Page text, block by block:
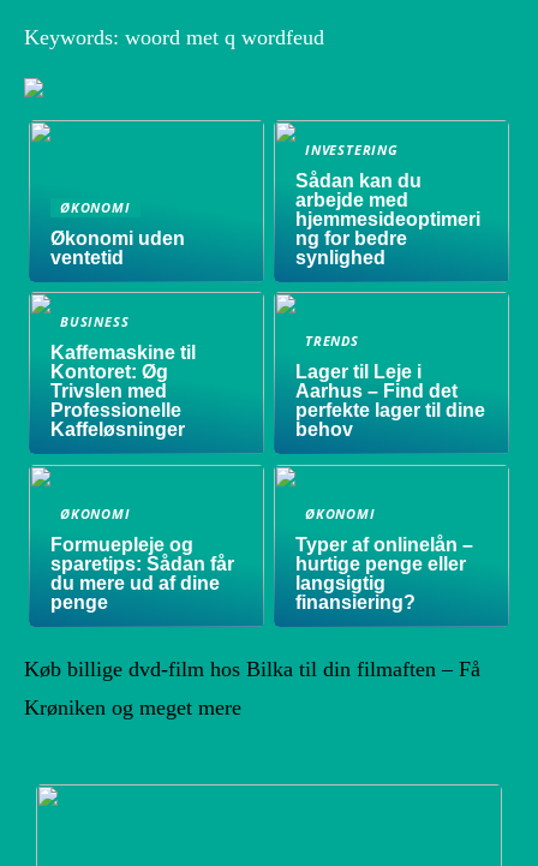
Keywords: woord met q wordfeud
ØKONOMI
Økonomi uden
ventetid
INVESTERING
Sådan kan du
arbejde med
hjemmesideoptimeri
ng for bedre
synlighed
BUSINESS
Kaffemaskine til
Kontoret: Øg
Trivslen med
Professionelle
Kaffeløsninger
TRENDS
Lager til Leje i
Aarhus – Find det
perfekte lager til dine
behov
ØKONOMI
Formuepleje og
sparetips: Sådan får
du mere ud af dine
penge
ØKONOMI
Typer af onlinelån –
hurtige penge eller
langsigtig
finansiering?
Køb billige dvd-film hos Bilka til din filmaften – Få
Krøniken og meget mere